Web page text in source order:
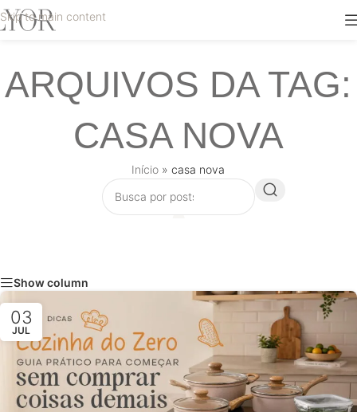
Skip to main content
ARQUIVOS DA TAG:
CASA NOVA
Início »casa nova
Show column
03
JUL